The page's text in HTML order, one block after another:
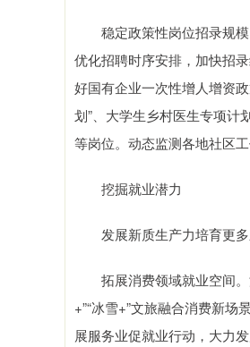
稳定政策性岗位招录规模
优化招聘时序安排，加快招
好国有企业一次性增人增资
划”、大学生乡村医生专项计
等岗位。动态监测各地社区
挖掘就业潜力
发展新质生产力培育更多
拓展消费领域就业空间。
+”“冰雪+”文旅融合消费新
展服务业促就业行动，大力